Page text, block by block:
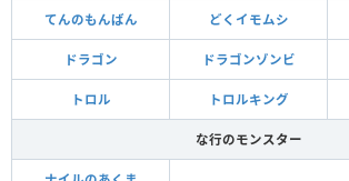
てんのもんばん どくイモムシ
ドラゴン ドラゴンゾンビ
トロル トロルキング
な行のモンスター